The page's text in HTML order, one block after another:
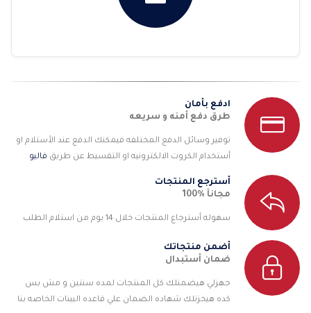
ادفع بأمان
طرق دفع أمنه و سريعه
توفير وسائل الدفع المختلفه فيمكنك الدفع عند الأستلام او
أستخدام الكروت الالكترونيه او التقسيط عن طريق فاليو
أسترجع المنتجات
مجانآ %100
سهوله أسترجاع المنتجات خلال 14 يوم من استلام الطلب
أضمن منتجاتك
ضمان أستبدال
جهزلي هيضمنلك كل المنتجات لمده سنتين و مش بس
كده هيخزنلك شهاده الضمان علي قاعده البينات الخاصه بنا